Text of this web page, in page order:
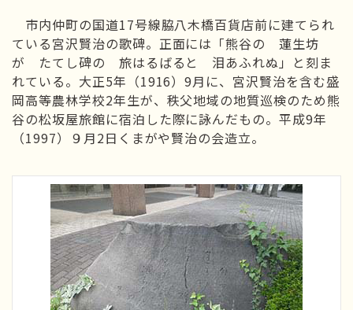
市内仲町の国道17号線脇八木橋百貨店前に建てられ
ている宮沢賢治の歌碑。正面には「熊谷の 蓮生坊
が たてし碑の 旅はるばると 泪あふれぬ」と刻ま
れている。大正5年（1916）9月に、宮沢賢治を含む盛
岡高等農林学校2年生が、秩父地域の地質巡検のため熊
谷の松坂屋旅館に宿泊した際に詠んだもの。平成9年
（1997）９月2日くまがや賢治の会造立。